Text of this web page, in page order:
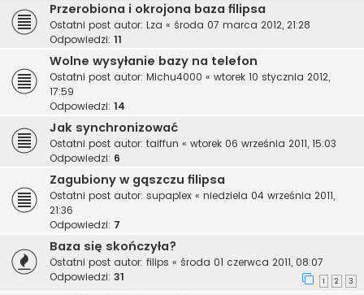
Przerobiona i okrojona baza filipsa
Ostatni post autor: Lza « środa 07 marca 2012, 21:28
Odpowiedzi: 11
Wolne wysyłanie bazy na telefon
Ostatni post autor: Michu4000 « wtorek 10 stycznia 2012,
17:59
Odpowiedzi: 14
Jak synchronizować
Ostatni post autor: taiffun « wtorek 06 września 2011, 15:03
Odpowiedzi: 6
Zagubiony w gąszczu filipsa
Ostatni post autor: supaplex « niedziela 04 września 2011,
21:36
Odpowiedzi: 7
Baza się skończyła?
Ostatni post autor: filips « środa 01 czerwca 2011, 08:07
Odpowiedzi: 31 1 2 3